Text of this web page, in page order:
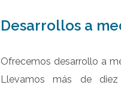
Desarrollos a
Ofrecemos desarrollo a
Llevamos más de